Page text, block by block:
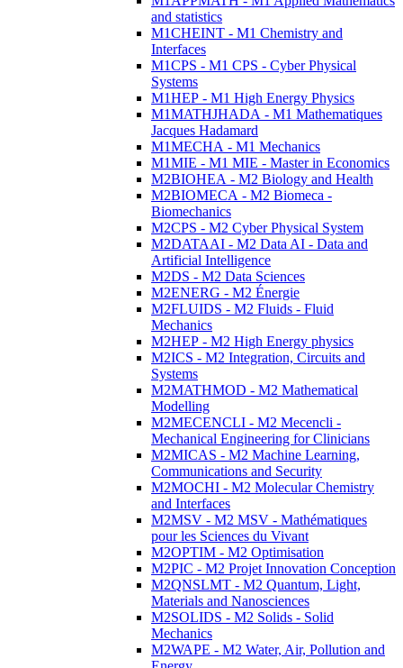
and statistics
M1CHEINT - M1 Chemistry and
Interfaces
M1CPS - M1 CPS - Cyber Physical
Systems
M1HEP - M1 High Energy Physics
M1MATHJHADA - M1 Mathematiques
Jacques Hadamard
M1MECHA - M1 Mechanics
M1MIE - M1 MIE - Master in Economics
M2BIOHEA - M2 Biology and Health
M2BIOMECA - M2 Biomeca -
Biomechanics
M2CPS - M2 Cyber Physical System
M2DATAAI - M2 Data AI - Data and
Artificial Intelligence
M2DS - M2 Data Sciences
M2ENERG - M2 Énergie
M2FLUIDS - M2 Fluids - Fluid
Mechanics
M2HEP - M2 High Energy physics
M2ICS - M2 Integration, Circuits and
Systems
M2MATHMOD - M2 Mathematical
Modelling
M2MECENCLI - M2 Mecencli -
Mechanical Engineering for Clinicians
M2MICAS - M2 Machine Learning,
Communications and Security
M2MOCHI - M2 Molecular Chemistry
and Interfaces
M2MSV - M2 MSV - Mathématiques
pour les Sciences du Vivant
M2OPTIM - M2 Optimisation
M2PIC - M2 Projet Innovation Conception
M2QNSLMT - M2 Quantum, Light,
Materials and Nanosciences
M2SOLIDS - M2 Solids - Solid
Mechanics
M2WAPE - M2 Water, Air, Pollution and